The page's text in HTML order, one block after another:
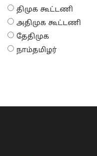
திமுக கூட்டணி
அதிமுக கூட்டணி
தேதிமுக
நாம்தமிழர்